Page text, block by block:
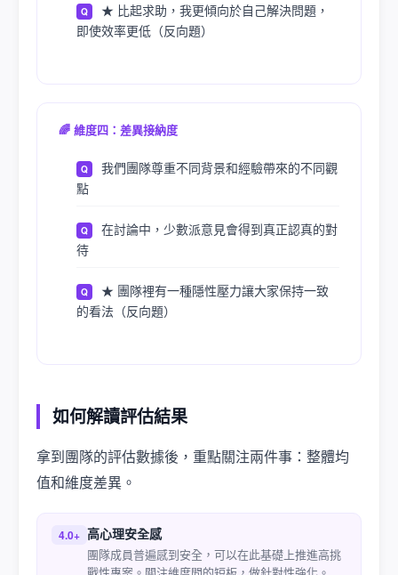
★ 比起求助，我更傾向於自己解決問題，
即使效率更低（反向題）
🌈 維度四：差異接納度
我們團隊尊重不同背景和經驗帶來的不同觀
點
在討論中，少數派意見會得到真正認真的對
待
★ 團隊裡有一種隱性壓力讓大家保持一致
的看法（反向題）
如何解讀評估結果
拿到團隊的評估數據後，重點關注兩件事：整體均
值和維度差異。
4.0+ 高心理安全感
團隊成員普遍感到安全，可以在此基礎上推進高挑